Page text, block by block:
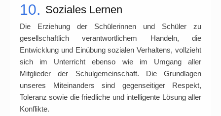
10. Soziales Lernen
Die Erziehung der Schülerinnen und Schüler zu
gesellschaftlich verantwortlichem Handeln, die
Entwicklung und Einübung sozialen Verhaltens, vollzieht
sich im Unterricht ebenso wie im Umgang aller
Mitglieder der Schulgemeinschaft. Die Grundlagen
unseres Miteinanders sind gegenseitiger Respekt,
Toleranz sowie die friedliche und intelligente Lösung aller
Konflikte.